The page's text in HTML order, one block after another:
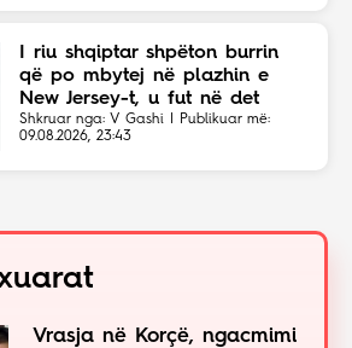
I riu shqiptar shpëton burrin
që po mbytej në plazhin e
New Jersey-t, u fut në det
sapo dëgjoi thirrjet për ndihmë
Shkruar nga: V Gashi | Publikuar më:
09.08.2026, 23:43
Vrasja në Korçë, ngacmimi